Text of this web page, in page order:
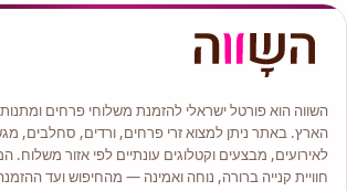
השווה הוא פורטל ישראלי להזמנת משלוחי פרחים
הארץ. באתר ניתן למצוא זרי פרחים, ורדים, סחלבים,
לאירועים, מבצעים וקטלוגים עונתיים לפי אזור משלוח.
חוויית קנייה ברורה, נוחה ואמינה — מהחיפוש ועד